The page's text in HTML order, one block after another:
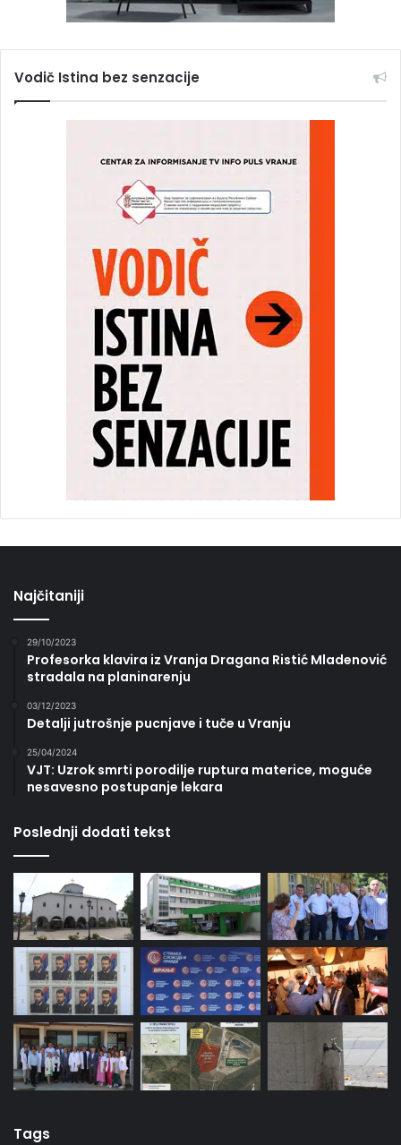
Vodič Istina bez senzacije
Najčitaniji
29/10/2023
Profesorka klavira iz Vranja Dragana Ristić Mladenović
stradala na planinarenju
03/12/2023
Detalji jutrošnje pucnjave i tuče u Vranju
25/04/2024
VJT: Uzrok smrti porodilje ruptura materice, moguće
nesavesno postupanje lekara
Poslednji dodati tekst
Tags